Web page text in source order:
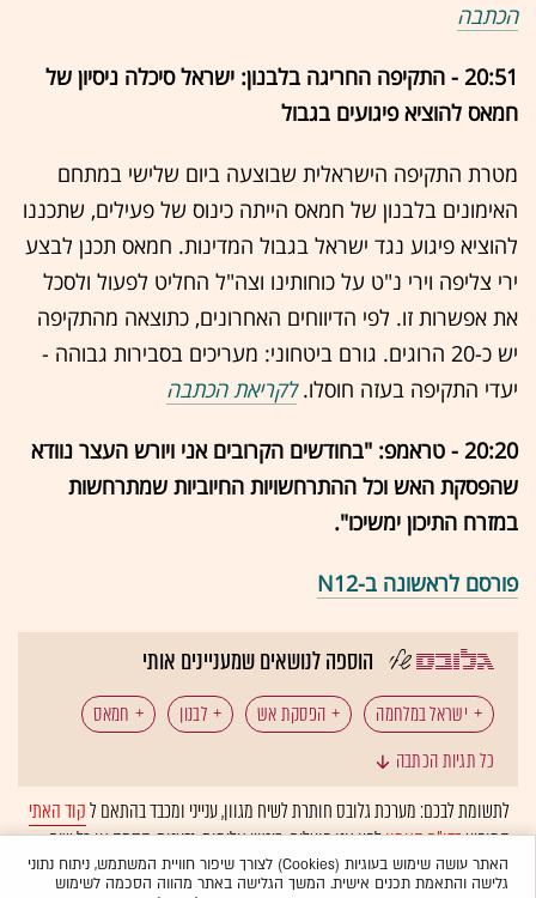
הכתבה
20:51 - התקיפה החריגה בלבנון: ישראל סיכלה ניסיון של
חמאס להוציא פיגועים בגבול
מטרת התקיפה הישראלית שבוצעה ביום שלישי במתחם
האימונים בלבנון של חמאס הייתה כינוס של פעילים, שתכננו
להוציא פיגוע נגד ישראל בגבול המדינות. חמאס תכנן לבצע
ירי צליפה וירי נ"ט על כוחותינו וצה"ל החליט לפעול ולסכל
את אפשרות זו. לפי הדיווחים האחרונים, כתוצאה מהתקיפה
יש כ-20 הרוגים. גורם ביטחוני: מעריכים בסבירות גבוהה -
יעדי התקיפה בעזה חוסלו. לקריאת הכתבה
20:20 - טראמפ: "בחודשים הקרובים אני ויורש העצר נוודא
שהפסקת האש וכל ההתרחשויות החיוביות שמתרחשות
במזרח התיכון ימשיכו".
פורסם לראשונה ב-N12
הוספה לנושאים שמעניינים אותי
ישראל במלחמה הפסקת אש לבנון חמאס
כל תגיות הכתבה
לתשומת לבכם: מערכת גלובס חותרת לשיח מגוון, ענייני ומכבד בהתאם לקוד האתי
המופיעבדו"ח האמוןלפיו אנו פועלים. ביטויי אלימות, גזענות, הסתה או כל שיח
בלתי הולם אחר מסוננים בצורהאוטומטיתולא יפורסמו באתר.
האתר עושה שימוש בעוגיות (Cookies) לצורך שיפור חוויית המשתמש, ניתוח נתוני
גלישה והתאמת תכנים אישית. המשך הגלישה באתר מהווה הסכמה לשימוש